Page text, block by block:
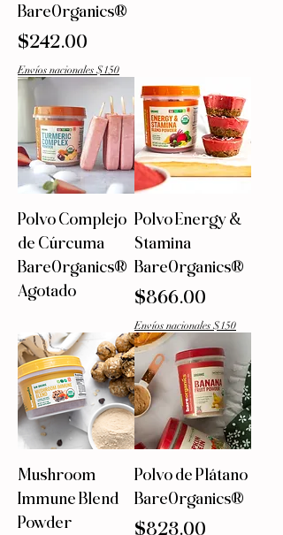
BareOrganics®
Precio
$242.00
Envíos nacionales $150
Polvo Complejo
de Cúrcuma
BareOrganics®
Agotado
Polvo Energy &
Stamina
BareOrganics®
Precio
$866.00
Envíos nacionales $150
Mushroom
Immune Blend
Powder
Polvo de Plátano
BareOrganics®
Precio
$823.00